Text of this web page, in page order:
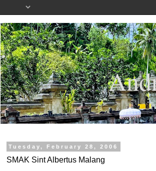
.
Tuesday, February 28, 2006
SMAK Sint Albertus Malang